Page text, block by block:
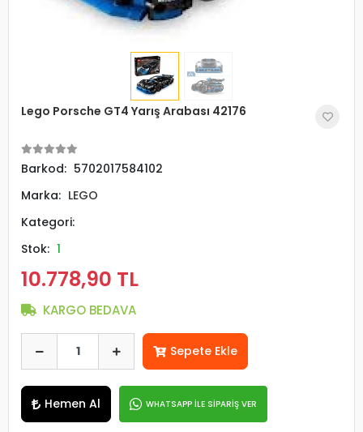
Lego Porsche GT4 Yarış Arabası 42176
Barkod: 5702017584102
Marka: LEGO
Kategori:
Stok: 1
10.778,90 TL
KARGO BEDAVA
Sepete Ekle
Hemen Al WHATSAPP İLE SİPARİŞ VER